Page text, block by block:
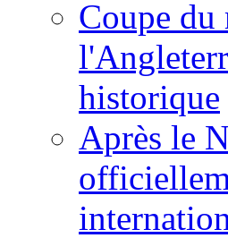
Coupe du
historique
Après le